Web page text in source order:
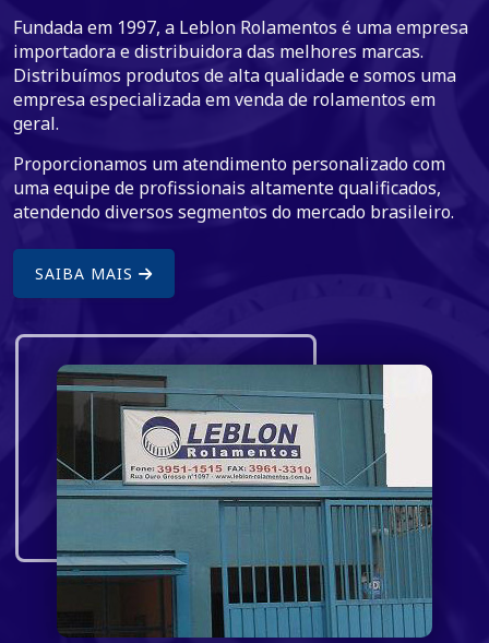
Fundada em 1997, a Leblon Rolamentos é uma empresa
importadora e distribuidora das melhores marcas.
Distribuímos produtos de alta qualidade e somos uma
empresa especializada em venda de rolamentos em
geral.
Proporcionamos um atendimento personalizado com
uma equipe de profissionais altamente qualificados,
atendendo diversos segmentos do mercado brasileiro.
SAIBA MAIS